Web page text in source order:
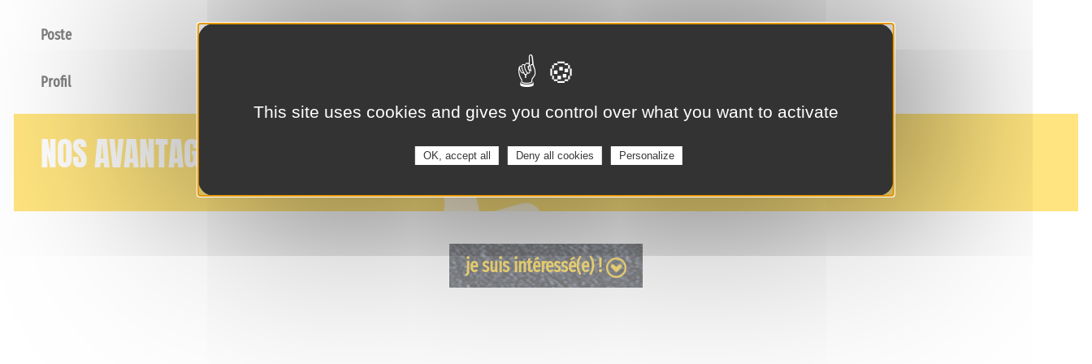
Poste
Profil
NOS AVANTAGES
je suis intéressé(e) !
This site uses cookies and gives you control over what you want to activate
OK, accept all Deny all cookies Personalize